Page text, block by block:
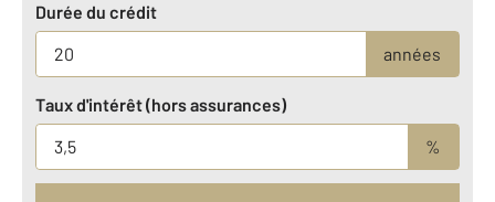
Durée du crédit
années
Taux d'intérêt (hors assurances)
%